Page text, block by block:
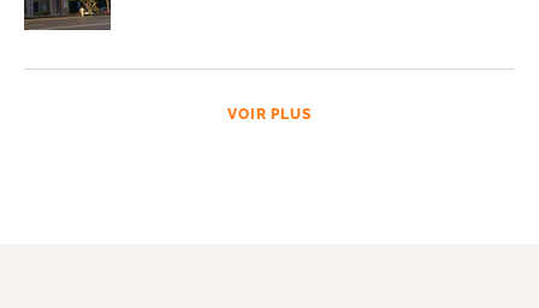
VOIR PLUS